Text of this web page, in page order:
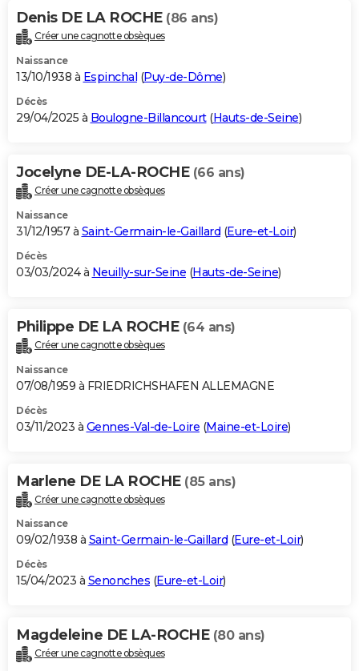
Carte de Noël
Carte Bonne année
Carte Saint-Valentin
Carte Pâques
Carte d'anniversaire
DICTIONNAIRE
Dictionnaire
Biographies
Citations
Expressions
Proverbes
PROGRAMME TV
S'inscrire
Se connecter
Lycées
Collèges
Primaires
Universités
Entreprises
Service militaire
Avis de recherche
AVIS DE DÉCÈS
Bricolage
Lifestyle
Culture
Sport
Auto
Television
Voyage
Cinema
Denis DE LA ROCHE (86 ans)
Créer une cagnotte obsèques
Naissance
13/10/1938 à Espinchal (Puy-de-Dôme)
Décès
29/04/2025 à Boulogne-Billancourt(Hauts-de-Seine)
Jocelyne DE-LA-ROCHE (66 ans)
Créer une cagnotte obsèques
Naissance
31/12/1957 à Saint-Germain-le-Gaillard (Eure-et-Loir)
Décès
03/03/2024 à Neuilly-sur-Seine (Hauts-de-Seine)
Philippe DE LA ROCHE (64 ans)
Créer une cagnotte obsèques
Naissance
07/08/1959 à FRIEDRICHSHAFEN ALLEMAGNE
Décès
03/11/2023 à Gennes-Val-de-Loire (Maine-et-Loire)
Marlene DE LA ROCHE (85 ans)
Créer une cagnotte obsèques
Naissance
09/02/1938 à Saint-Germain-le-Gaillard (Eure-et-Loir)
Décès
15/04/2023 à Senonches (Eure-et-Loir)
Magdeleine DE LA-ROCHE (80 ans)
Créer une cagnotte obsèques